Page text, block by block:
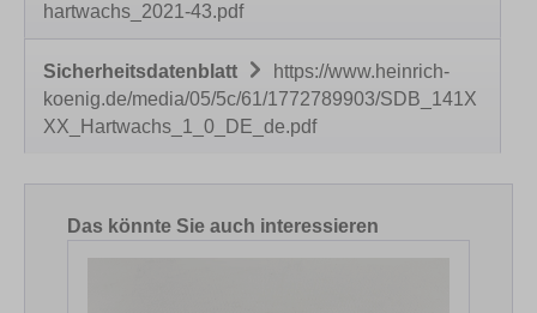
hartwachs_2021-43.pdf
Sicherheitsdatenblatt
https://www.heinrich-
koenig.de/media/05/5c/61/1772789903/SDB_141X
XX_Hartwachs_1_0_DE_de.pdf
Produktgalerie überspringen
Das könnte Sie auch interessieren